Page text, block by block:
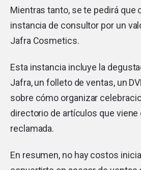
Mientras tanto, se te pedirá que
instancia de consultor por un
Jafra Cosmetics.
Esta instancia incluye la
Jafra, un folleto de ventas, un
sobre cómo organizar
directorio de artículos que viene
reclamada.
En resumen, no hay costos